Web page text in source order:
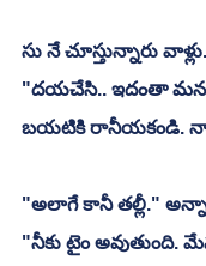
సు నే చూస్తున్నారు వాళ్లు.
"దయచేసి.. ఇదంతా మన
బయటికి రానీయకండి.
"అలాగే కానీ తల్లీ."
"నీకు టైం అవుతుంది.